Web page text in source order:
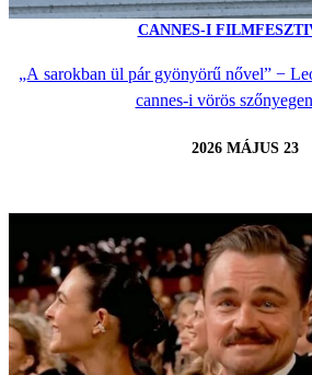
CANNES-I
„A sarokban ül pár gyönyörű nővel” −
cannes-i vörös
2026 MÁJUS 23